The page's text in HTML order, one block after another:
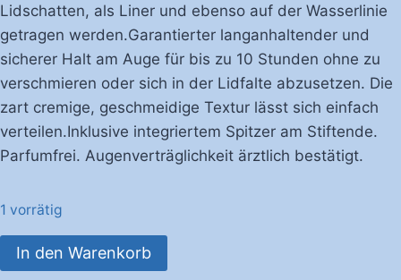
Lidschatten, als Liner und ebenso auf der Wasserlinie
getragen werden.Garantierter langanhaltender und
sicherer Halt am Auge für bis zu 10 Stunden ohne zu
verschmieren oder sich in der Lidfalte abzusetzen. Die
zart cremige, geschmeidige Textur lässt sich einfach
verteilen.Inklusive integriertem Spitzer am Stiftende.
Parfumfrei. Augenverträglichkeit ärztlich bestätigt.
1 vorrätig
Malu
Wilz
In den Warenkorb